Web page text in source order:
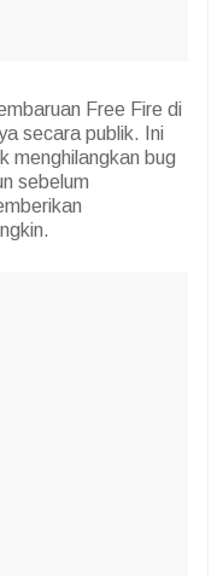
Free Fire di
secara publik. Ini
menghilangkan bug
sebelum